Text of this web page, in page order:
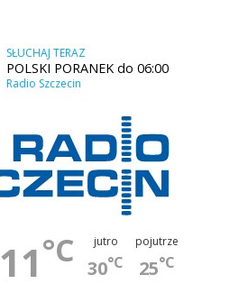
SŁUCHAJ TERAZ
POLSKI PORANEK do 06:00
Radio Szczecin
11°C jutro
30°C
pojutrze
25°C